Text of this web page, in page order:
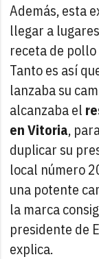
Además, esta
llegar a
receta de
Tanto es así
lanzaba su
alcanzaba el
en Vitoria,
duplicar su
local número
una potente
la marca
presidente de
explica.